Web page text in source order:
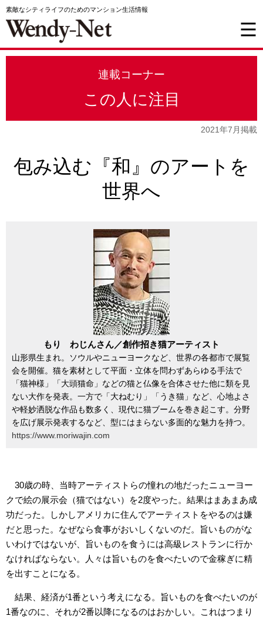
素敵なシティライフのためのマンション生活情報
連載コーナー
この人に注目
2021年7月掲載
包み込む『和』のアートを
世界へ
もり わじんさん／創作招き猫アーティスト
山形県生まれ。ソウルやニューヨークなど、世界の各都市で展覧
会を開催。猫を素材として平面・立体を問わずあらゆる手法で
「猫神様」「大頭猫命」などの猫と仏像を合体させた他に類を見
ない大作を発表。一方で「大ねむり」「うき猫」など、心地よさ
や軽妙洒脱な作品も数多く、現代に猫ブームを巻き起こす。分野
を広げ展示発表するなど、型にはまらない多面的な魅力を持つ。
https://www.moriwajin.com
30歳の時、当時アーティストらの憧れの地だったニューヨー
クで絵の展示会（猫ではない）を2度やった。結果はまあまあ成
功だった。しかしアメリカに住んでアーティストをやるのは嫌
だと思った。なぜなら食事がおいしくないのだ。旨いものがな
いわけではないが、旨いものを食うには高級レストランに行か
なければならない。人々は旨いものを食べたいので金稼ぎに精
を出すことになる。
結果、経済が1番という考えになる。旨いものを食べたいのが
1番なのに、それが2番以降になるのはおかしい。これはつまり